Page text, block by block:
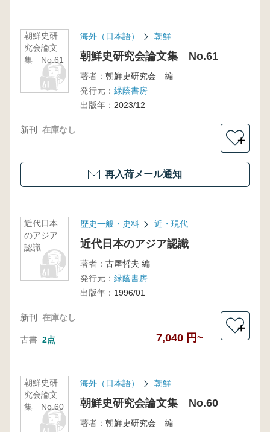
朝鮮史研
究会論文
集 No.61
海外（日本語） 朝鮮
朝鮮史研究会論文集 No.61
著者： 朝鮮史研究会 編
発行元： 緑蔭書房
出版年： 2023/12
新刊 在庫なし
＋
再入荷メール通知
近代日本
のアジア
認識
歴史一般・史料 近・現代
近代日本のアジア認識
著者： 古屋哲夫 編
発行元： 緑蔭書房
出版年： 1996/01
新刊 在庫なし
古書 2点 7,040 円~
＋
朝鮮史研
究会論文
集 No.60
海外（日本語） 朝鮮
朝鮮史研究会論文集 No.60
著者： 朝鮮史研究会 編